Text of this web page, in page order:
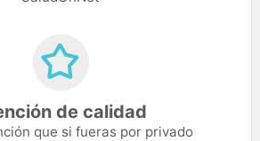
de calidad
que si fueras por privado